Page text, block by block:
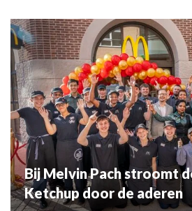
Bij Melvin Pach stroomt
Ketchup door de aderen